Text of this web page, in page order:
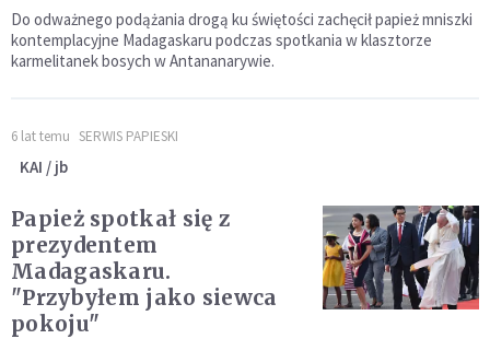
Do odważnego podążania drogą ku świętości zachęcił papież mniszki
kontemplacyjne Madagaskaru podczas spotkania w klasztorze
karmelitanek bosych w Antananarywie.
6 lat temu SERWIS PAPIESKI
KAI / jb
Papież spotkał się z
prezydentem
Madagaskaru.
"Przybyłem jako siewca
pokoju"